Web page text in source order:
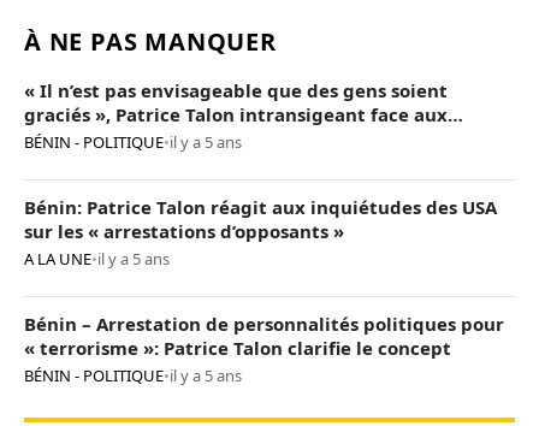
À NE PAS MANQUER
« Il n’est pas envisageable que des gens soient
graciés », Patrice Talon intransigeant face aux
« opposants terroristes »
BÉNIN - POLITIQUE•il y a 5 ans
Bénin: Patrice Talon réagit aux inquiétudes des USA
sur les « arrestations d’opposants »
A LA UNE•il y a 5 ans
Bénin – Arrestation de personnalités politiques pour
« terrorisme »: Patrice Talon clarifie le concept
BÉNIN - POLITIQUE•il y a 5 ans